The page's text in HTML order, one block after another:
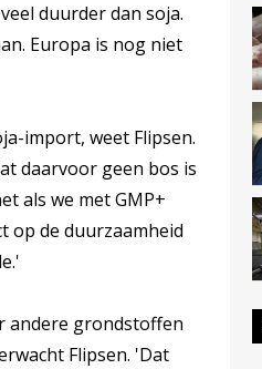
duurder dan soja.
Europa is nog niet
import, weet Flipsen.
daarvoor geen bos is
als we met GMP+
op de duurzaamheid
andere grondstoffen
Flipsen. 'Dat